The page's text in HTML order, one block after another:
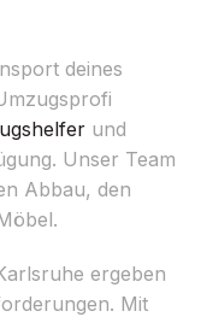
deines
und
Unser Team
Abbau, den
ergeben
Mit